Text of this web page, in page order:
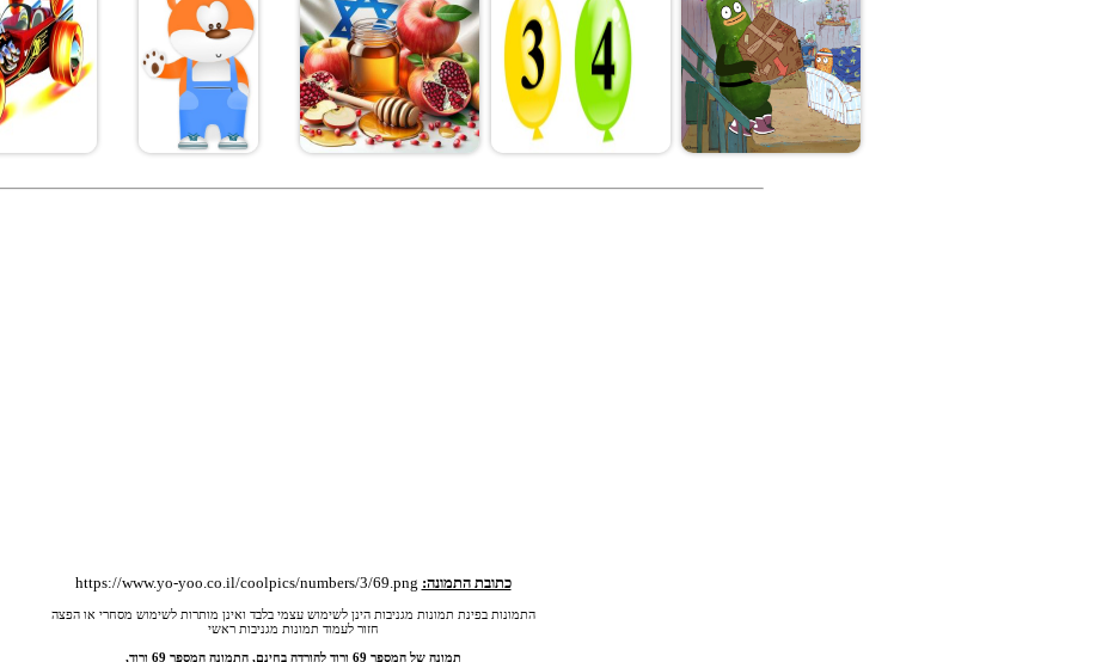
כתובת התמונה:
התמונות בפינת תמונות מגניבות הינן לשימוש עצמי בלבד ואינן מותרות לשימוש מסחרי או הפצה
חזור לעמוד תמונות מגניבות ראשי
תמונה של המספר 69 ורוד להורדה בחינם, התמונה המספר 69 ורוד,